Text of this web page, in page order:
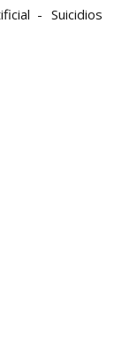
Suicidios